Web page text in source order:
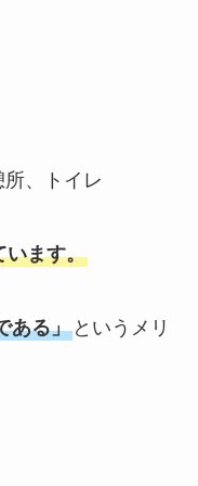
、トイレ
います。
ある」というメリ